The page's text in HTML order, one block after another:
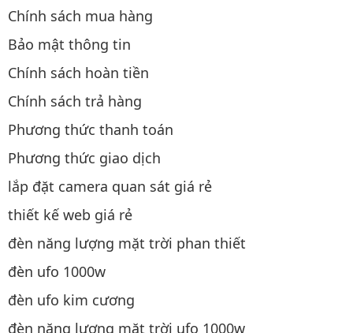
Chính sách mua hàng
Bảo mật thông tin
Chính sách hoàn tiền
Chính sách trả hàng
Phương thức thanh toán
Phương thức giao dịch
lắp đặt camera quan sát giá rẻ
thiết kế web giá rẻ
đèn năng lượng mặt trời phan thiết
đèn ufo 1000w
đèn ufo kim cương
đèn năng lượng mặt trời ufo 1000w